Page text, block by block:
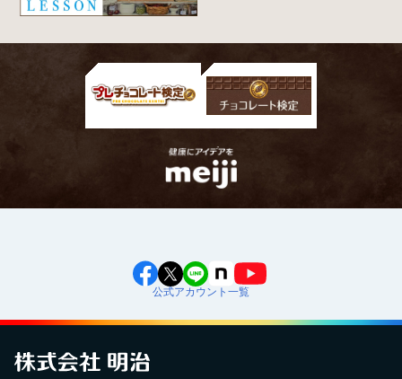
公式アカウント一覧